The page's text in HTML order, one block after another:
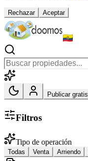
Rechazar Aceptar
Publicar gratis
Filtros
Tipo de operación
Todas Venta Arriendo